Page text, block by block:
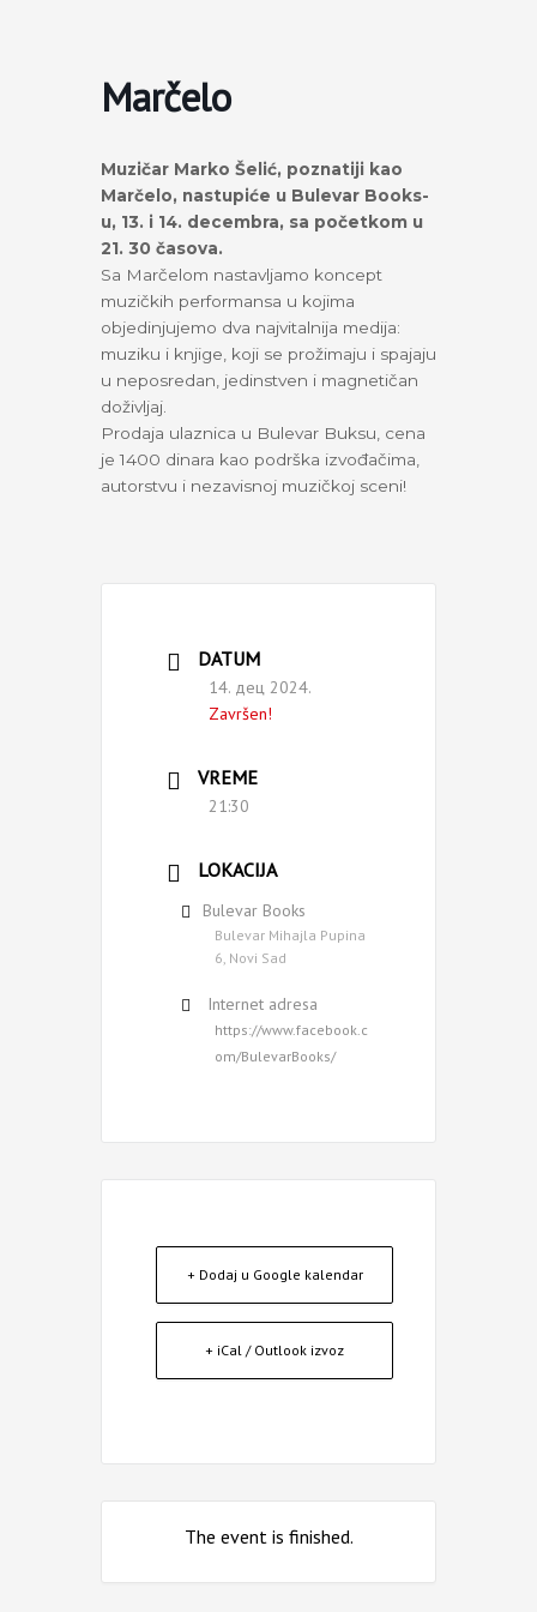
Marčelo
Muzičar Marko Šelić, poznatiji kao
Marčelo, nastupiće u Bulevar Books-
u, 13. i 14. decembra, sa početkom u
21. 30 časova.
Sa Marčelom nastavljamo koncept
muzičkih performansa u kojima
objedinjujemo dva najvitalnija medija:
muziku i knjige, koji se prožimaju i spajaju
u neposredan, jedinstven i magnetičan
doživljaj.
Prodaja ulaznica u Bulevar Buksu, cena
je 1400 dinara kao podrška izvođačima,
autorstvu i nezavisnoj muzičkoj sceni!
DATUM
14. дец 2024.
Završen!
VREME
21:30
LOKACIJA
Bulevar Books
Bulevar Mihajla Pupina
6, Novi Sad
Internet adresa
https://www.facebook.c
om/BulevarBooks/
+ Dodaj u Google kalendar
+ iCal / Outlook izvoz
The event is finished.